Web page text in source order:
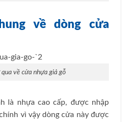
về dòng cửa
về cửa nhựa giả gỗ
là nhựa cao cấp, được nhập
vì vậy dòng cửa này được